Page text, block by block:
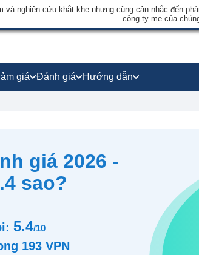
và nghiên cứu khắt khe nhưng cũng cân nhắc đến
công ty mẹ của
giá Đánh giá Hướng dẫn
giá 2026 -
sao?
5.4/10
193 VPN